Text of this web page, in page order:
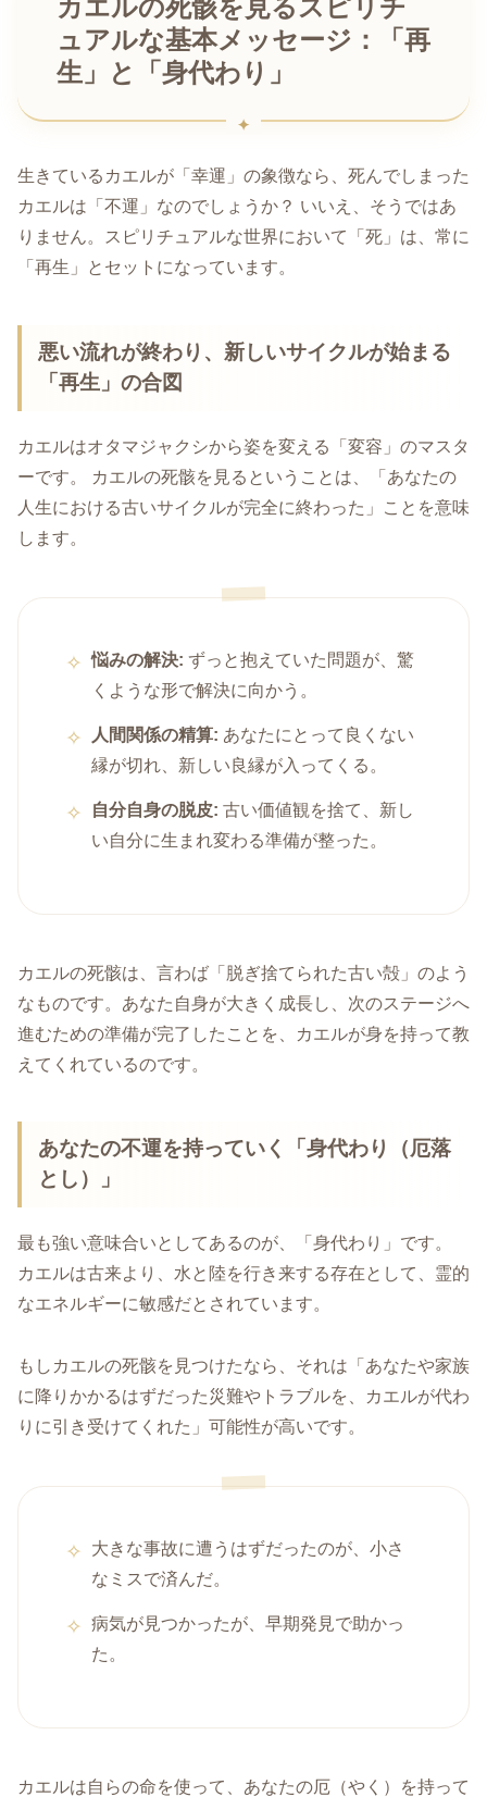
カエルの死骸を見るスピリチ
ュアルな基本メッセージ：「再
生」と「身代わり」
生きているカエルが「幸運」の象徴なら、死んでしまった
カエルは「不運」なのでしょうか？ いいえ、そうではあ
りません。スピリチュアルな世界において「死」は、常に
「再生」とセットになっています。
悪い流れが終わり、新しいサイクルが始まる
「再生」の合図
カエルはオタマジャクシから姿を変える「変容」のマスタ
ーです。 カエルの死骸を見るということは、「あなたの
人生における古いサイクルが完全に終わった」ことを意味
します。
悩みの解決: ずっと抱えていた問題が、驚
くような形で解決に向かう。
人間関係の精算: あなたにとって良くない
縁が切れ、新しい良縁が入ってくる。
自分自身の脱皮: 古い価値観を捨て、新し
い自分に生まれ変わる準備が整った。
カエルの死骸は、言わば「脱ぎ捨てられた古い殻」のよう
なものです。あなた自身が大きく成長し、次のステージへ
進むための準備が完了したことを、カエルが身を持って教
えてくれているのです。
あなたの不運を持っていく「身代わり（厄落
とし）」
最も強い意味合いとしてあるのが、「身代わり」です。
カエルは古来より、水と陸を行き来する存在として、霊的
なエネルギーに敏感だとされています。
もしカエルの死骸を見つけたなら、それは「あなたや家族
に降りかかるはずだった災難やトラブルを、カエルが代わ
りに引き受けてくれた」可能性が高いです。
大きな事故に遭うはずだったのが、小さ
なミスで済んだ。
病気が見つかったが、早期発見で助かっ
た。
カエルは自らの命を使って、あなたの厄（やく）を持って